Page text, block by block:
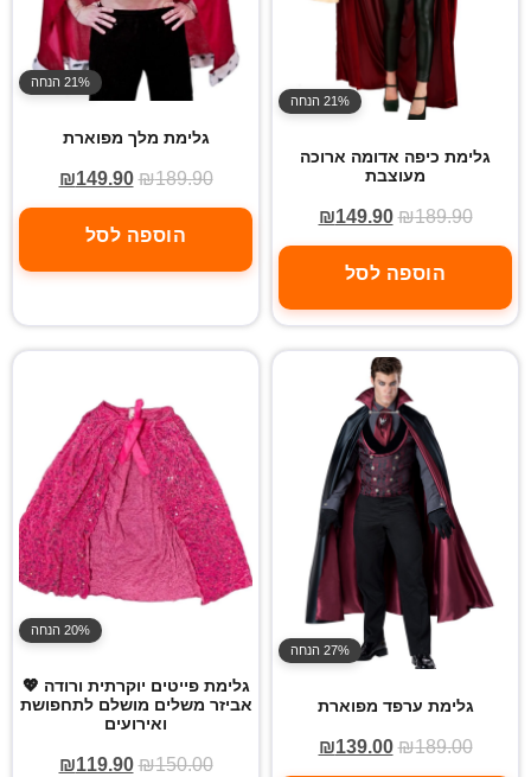
21% הנחה
גלימת כיפה אדומה ארוכה
מעוצבת
₪189.90
₪149.90
הוספה לסל
21% הנחה
גלימת מלך מפוארת
₪189.90
₪149.90
הוספה לסל
27% הנחה
גלימת ערפד מפוארת
₪189.00
₪139.00
20% הנחה
גלימת פייטים יוקרתית ורודה 💖
אביזר משלים מושלם לתחפושת
ואירועים
₪150.00
₪119.90